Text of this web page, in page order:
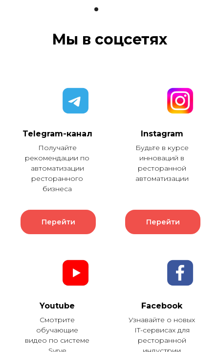
Мы в соцсетях
Telegram-канал
Получайте
рекомендации по
автоматизации
ресторанного
бизнеса
Перейти
Instagram
Будьте в курсе
инноваций в
ресторанной
автоматизации
Перейти
Youtube
Смотрите
обучающие
видео по системе
Facebook
Узнавайте о новых
IT-сервисах для
ресторанной